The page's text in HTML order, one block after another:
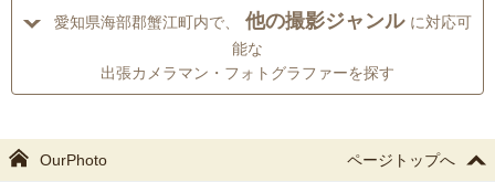
愛知県海部郡蟹江町内で、 他の撮影ジャンル に対応可
能な
出張カメラマン・フォトグラファーを探す
OurPhoto ページトップへ